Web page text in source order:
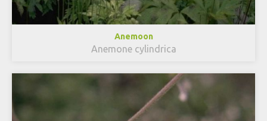
Anemoon
Anemone cylindrica